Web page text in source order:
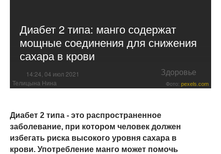
Диабет 2 типа: манго содержат
мощные соединения для снижения
сахара в крови
14:24, 04 июл 2021 Здоровье
Телицына Нина Фото: pexels.com
Диабет 2 типа - это распространенное
заболевание, при котором человек должен
избегать риска высокого уровня сахара в
крови. Употребление манго может помочь